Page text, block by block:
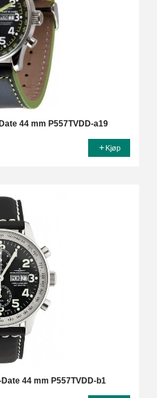
44 mm P557TVDD-a19
Kjøp
44 mm P557TVDD-b1